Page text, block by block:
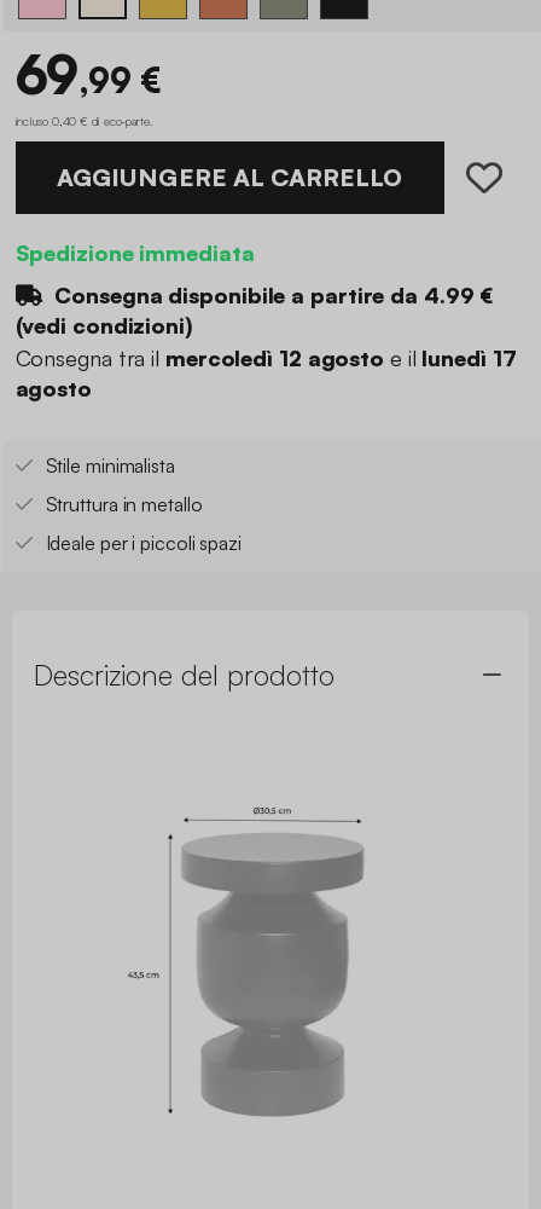
69,99 €
incluso 0,40 € di eco-parte.
AGGIUNGERE AL CARRELLO
Spedizione immediata
Consegna disponibile a partire da 4.99 €
(vedi condizioni)
Consegna tra il mercoledì 12 agosto e il lunedì 17
agosto
Stile minimalista
Struttura in metallo
Ideale per i piccoli spazi
Descrizione del prodotto